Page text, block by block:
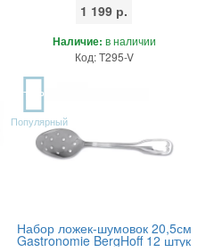
1 199 р.
Наличие: в наличии
Код: T295-V
TOP
Популярный
Набор ложек-шумовок 20,5см
Gastronomie BergHoff 12 штук